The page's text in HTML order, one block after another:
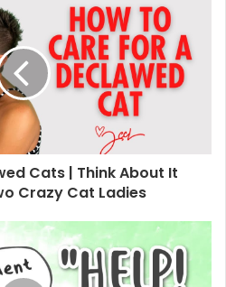
Cats | Think About It
Crazy Cat Ladies